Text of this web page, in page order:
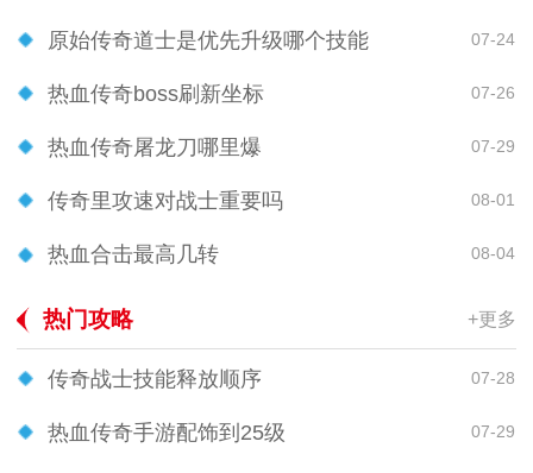
原始传奇道士是优先升级哪个技能 07-24
热血传奇boss刷新坐标 07-26
热血传奇屠龙刀哪里爆 07-29
传奇里攻速对战士重要吗 08-01
热血合击最高几转 08-04
热门攻略 +更多
传奇战士技能释放顺序 07-28
热血传奇手游配饰到25级 07-29